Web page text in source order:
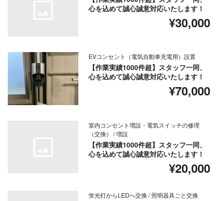
心を込めて誠心誠意対応いたします！
¥30,000
EVコンセント（電気自動車充電用）設置
【作業実績1000件超】スタッフ一同、
心を込めて誠心誠意対応いたします！
¥70,000
室内コンセント増設・電気スイッチの修理
（交換） / 増設
【作業実績1000件超】スタッフ一同、
心を込めて誠心誠意対応いたします！
¥20,000
蛍光灯からLEDへ交換 / 照明器具ごと交換